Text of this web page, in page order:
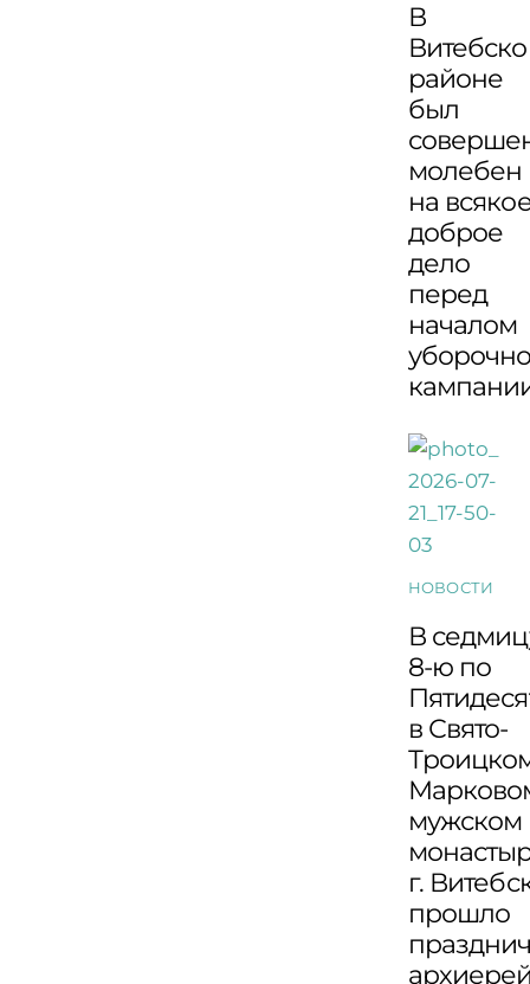
В
районе
был
молебен
на
доброе
дело
перед
началом
НОВОСТИ
В
8-ю по
в Свято-
мужском
г.
прошло